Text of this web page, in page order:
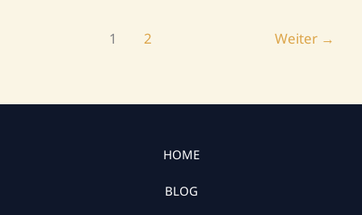
1 2 Weiter →
HOME
BLOG